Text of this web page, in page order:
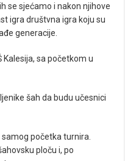
se sjećamo i nakon njihove
igra društvna igra koju su
generacije.
sa početkom u
šah da budu učesnici
početka turnira.
ploču i, po